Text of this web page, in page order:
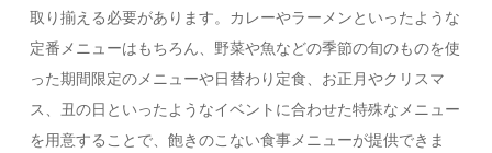
取り揃える必要があります。カレーやラーメンといったような
定番メニューはもちろん、野菜や魚などの季節の旬のものを使
った期間限定のメニューや日替わり定食、お正月やクリスマ
ス、丑の日といったようなイベントに合わせた特殊なメニュー
を用意することで、飽きのこない食事メニューが提供できま